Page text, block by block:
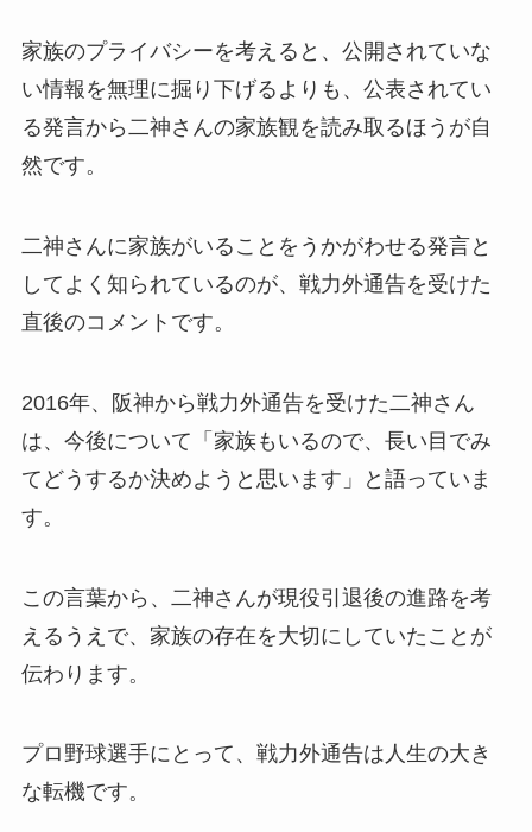
家族のプライバシーを考えると、公開されていな
い情報を無理に掘り下げるよりも、公表されてい
る発言から二神さんの家族観を読み取るほうが自
然です。
二神さんに家族がいることをうかがわせる発言と
してよく知られているのが、戦力外通告を受けた
直後のコメントです。
2016年、阪神から戦力外通告を受けた二神さん
は、今後について「家族もいるので、長い目でみ
てどうするか決めようと思います」と語っていま
す。
この言葉から、二神さんが現役引退後の進路を考
えるうえで、家族の存在を大切にしていたことが
伝わります。
プロ野球選手にとって、戦力外通告は人生の大き
な転機です。